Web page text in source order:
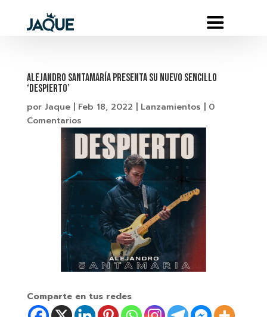
ALEJANDRO SANTAMARÍA PRESENTA SU NUEVO SENCILLO
‘DESPIERTO’
por Jaque| Feb 18, 2022 Lanzamientos
0
Comentarios
Comparte en tus redes